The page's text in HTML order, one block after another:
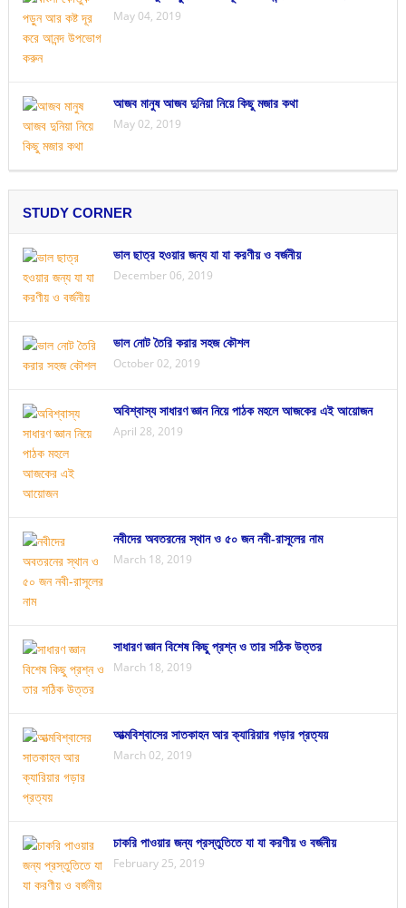
May 04, 2019
আজব মানুষ আজব দুনিয়া নিয়ে কিছু মজার কথা
May 02, 2019
STUDY CORNER
ভাল ছাত্র হওয়ার জন্য যা যা করণীয় ও বর্জনীয়
December 06, 2019
ভাল নোট তৈরি করার সহজ কৌশল
October 02, 2019
অবিশ্বাস্য সাধারণ জ্ঞান নিয়ে পাঠক মহলে আজকের এই আয়োজন
April 28, 2019
নবীদের অবতরনের স্থান ও ৫০ জন নবী-রাসূলের নাম
March 18, 2019
সাধারণ জ্ঞান বিশেষ কিছু প্রশ্ন ও তার সঠিক উত্তর
March 18, 2019
আত্মবিশ্বাসের সাতকাহন আর ক্যারিয়ার গড়ার প্রত্যয়
March 02, 2019
চাকরি পাওয়ার জন্য প্রস্তুতিতে যা যা করণীয় ও বর্জনীয়
February 25, 2019